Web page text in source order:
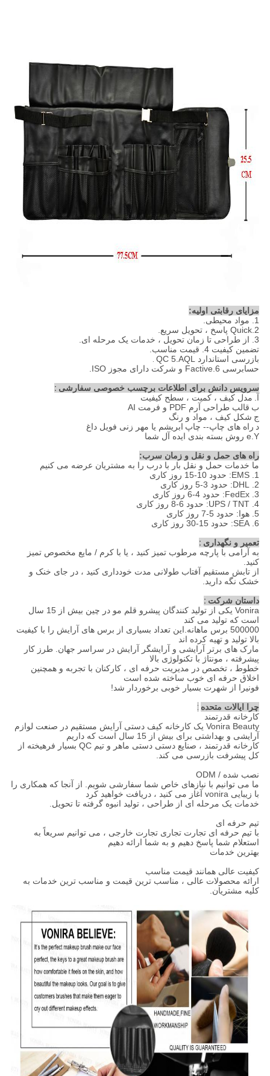
مزایای رقابتی اولیه:
1. مواد محیطی.
2.Quick پاسخ ، تحویل سریع.
3. از طراحی تا زمان تحویل ، خدمات یک مرحله ای.
تضمین کیفیت 4. قیمت مناسب.
بازرسی استاندارد QC 5.AQL
.
حسابرسی 6.Factive و شرکت دارای مجوز ISO.
سرویس دانش برای اطلاعات برچسب خصوصی سفارشی :
آ. مدل کیف ، کمیت ، سطح کیفیت
ب قالب طراحی آرم PDF و فرمت AI
ج شکل کیف ، مواد و رنگ
د راه های چاپ-- چاپ ابریشم یا مهر زنی فویل داغ
e.Y روش بسته بندی ایده آل شما
راه های حمل و نقل و زمان سرب:
ما خدمات حمل و نقل بار با درب را به مشتریان عرضه می کنیم
1. EMS: حدود 10-15 روز کاری
2. DHL: حدود 3-5 روز کاری
3. FedEx: حدود 4-6 روز کاری
4. UPS / TNT: حدود 6-8 روز کاری
5. هوا: حدود 5-7 روز کاری
6. SEA: حدود 15-30 روز کاری
تعمیر و نگهداری :
به آرامی با پارچه مرطوب تمیز کنید ، یا با کرم / مایع مخصوص تمیز
کنید.
از تابش مستقیم آفتاب طولانی مدت خودداری کنید ، در جای خنک و
خشک نگه دارید.
داستان شرکت :
Vonira یکی از تولید کنندگان پیشرو قلم مو در چین بیش از 15 سال
است که تولید می کند
500000 برس ماهانه.این تعداد بسیاری از برس های آرایش را با کیفیت
بالا تولید و تهیه کرده اند
مارک های برتر آرایشی و آرایشگر آرایش در سراسر جهان. طرز کار
پیشرفته ، مونتاژ با تکنولوژی بالا
خطوط ، تخصص در مدیریت حرفه ای ، کارکنان با تجربه و همچنین
اخلاق حرفه ای خوب ساخته شده است
فونیرا از شهرت بسیار خوبی برخوردار شد!
چرا ایالات متحده :
کارخانه قدرتمند
Vonira Beauty یک کارخانه کیف دستی آرایش مستقیم در صنعت لوازم
آرایشی و بهداشتی برای بیش از 15 سال است که داریم
کارخانه قدرتمند ، صنایع دستی دستی ماهر و تیم QC بسیار فرهیخته از
کل پیشرفت بازرسی می کند.
نصب شده / ODM
ما می توانیم با نیازهای خاص شما سفارشی شویم. از آنجا که همکاری را
با زیبایی vonira آغاز می کنید ، دریافت خواهید کرد
خدمات یک مرحله ای از طراحی ، تولید انبوه گرفته تا تحویل.
تیم حرفه ای
با تیم حرفه ای تجارت تجاری تجارت خارجی ، می توانیم سریعاً به
استعلام شما پاسخ دهیم و به شما ارائه دهیم
بهترین خدمات
کیفیت عالی همانند قیمت مناسب
ارائه محصولات عالی ، مناسب ترین قیمت و مناسب ترین خدمات به
کلیه مشتریان.